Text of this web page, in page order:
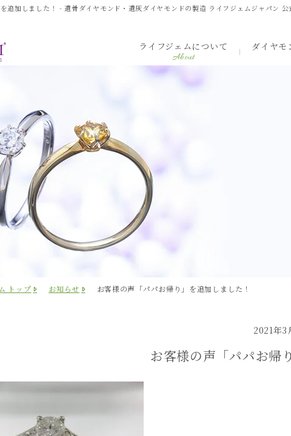
追加しました！ - 遺骨ダイヤモンド・遺灰ダイヤモンドの製造 ライフジェムジャパン 公
ライフジェムについて
About
ダイヤモ
トップ お知らせ お客様の声「パパお帰り」を追加しました！
2021年3
お客様の声「パパお帰